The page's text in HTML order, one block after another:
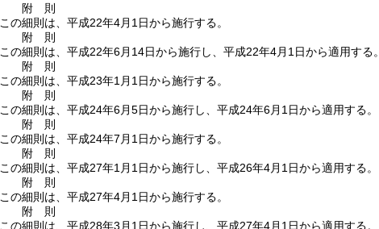
附 則
この細則は、平成22年4月1日から施行する。
附 則
この細則は、平成22年6月14日から施行し、平成22年4月1日から適用する。
附 則
この細則は、平成23年1月1日から施行する。
附 則
この細則は、平成24年6月5日から施行し、平成24年6月1日から適用する。
附 則
この細則は、平成24年7月1日から施行する。
附 則
この細則は、平成27年1月1日から施行し、平成26年4月1日から適用する。
附 則
この細則は、平成27年4月1日から施行する。
附 則
この細則は、平成28年3月1日から施行し、平成27年4月1日から適用する。